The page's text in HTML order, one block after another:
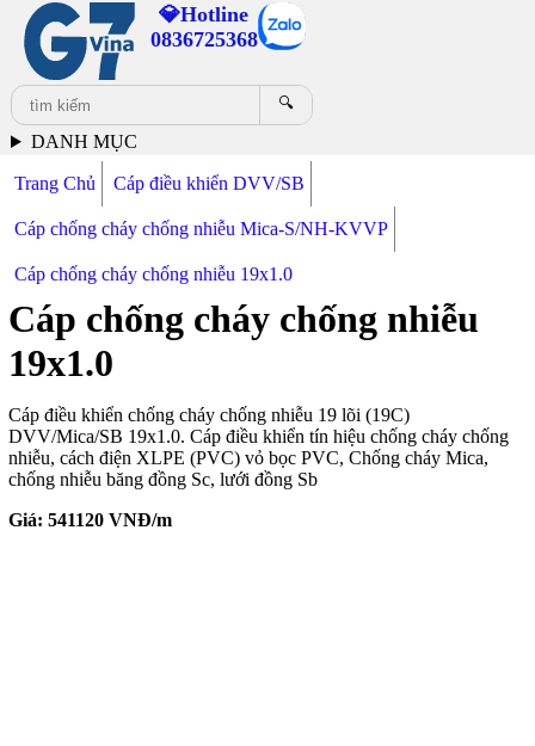
💎Hotline
0836725368
🔍
DANH MỤC
Trang Chủ Cáp điều khiển DVV/SB
Cáp chống cháy chống nhiễu Mica-S/NH-KVVP
Cáp chống cháy chống nhiễu 19x1.0
Cáp chống cháy chống nhiễu
19x1.0
Cáp điều khiển chống cháy chống nhiễu 19 lõi (19C)
DVV/Mica/SB 19x1.0. Cáp điều khiển tín hiệu chống cháy chống
nhiễu, cách điện XLPE (PVC) vỏ bọc PVC, Chống cháy Mica,
chống nhiễu băng đồng Sc, lưới đồng Sb
Giá: 541120VNĐ/m